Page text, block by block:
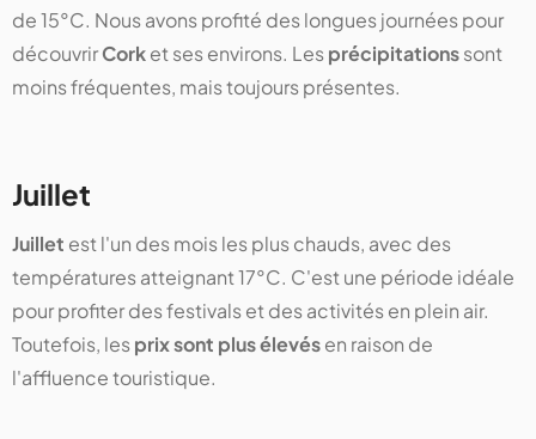
de 15°C. Nous avons profité des longues journées pour
découvrirCorket ses environs. Lesprécipitationssont
moins fréquentes, mais toujours présentes.
Juillet
Juillet est l'un des mois les plus chauds, avec des
températures atteignant 17°C. C'est une période idéale
pour profiter des festivals et des activités en plein air.
Toutefois, lesprix sont plus élevésen raison de
l'affluence touristique.